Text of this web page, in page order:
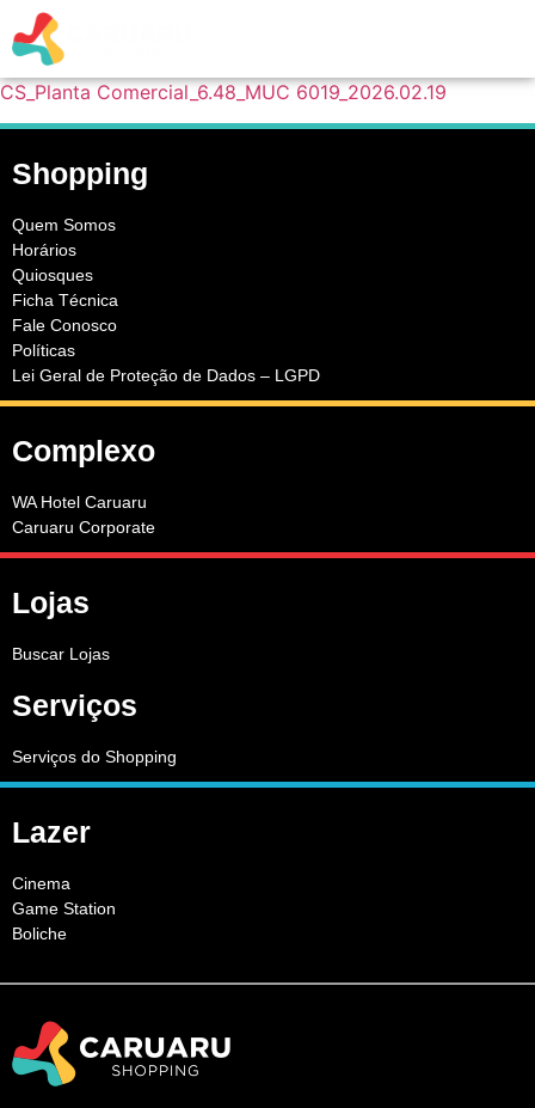
CS_Planta Comercial_6.48_MUC 6019_2026.02.19
Shopping
Quem Somos
Horários
Quiosques
Ficha Técnica
Fale Conosco
Políticas
Lei Geral de Proteção de Dados – LGPD
Complexo
WA Hotel Caruaru
Caruaru Corporate
Lojas
Buscar Lojas
Serviços
Serviços do Shopping
Lazer
Cinema
Game Station
Boliche